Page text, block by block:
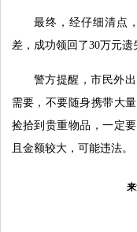
最终，经仔细清点
差，成功领回了30万元遗
警方提醒，市民外
需要，不要随身携带大
捡拾到贵重物品，一定
且金额较大，可能违法。